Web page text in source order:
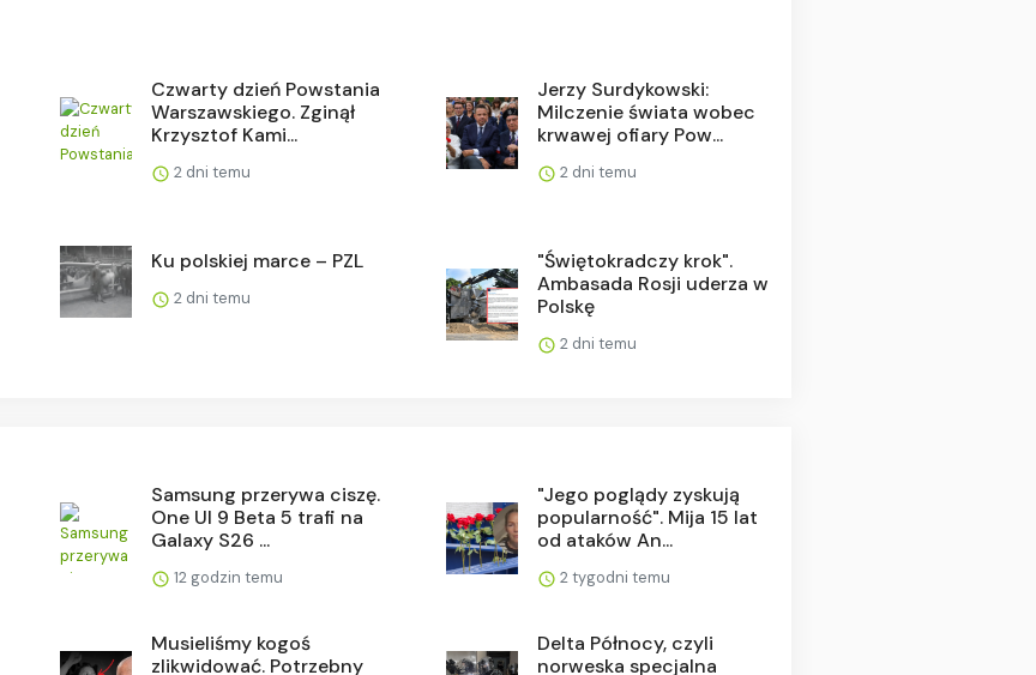
Czwarty dzień Powstania
Warszawskiego. Zginął
Krzysztof Kami...
2 dni temu
Jerzy Surdykowski:
Milczenie świata wobec
krwawej ofiary Pow...
2 dni temu
Ku polskiej marce – PZL
2 dni temu
"Świętokradczy krok".
Ambasada Rosji uderza w
Polskę
2 dni temu
Samsung przerywa ciszę.
One UI 9 Beta 5 trafi na
Galaxy S26 ...
12 godzin temu
"Jego poglądy zyskują
popularność". Mija 15 lat
od ataków An...
2 tygodni temu
Musieliśmy kogoś
zlikwidować. Potrzebny
Delta Północy, czyli
norweska specjalna